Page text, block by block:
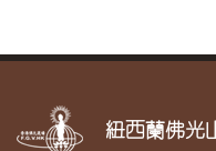
紐西蘭佛光山